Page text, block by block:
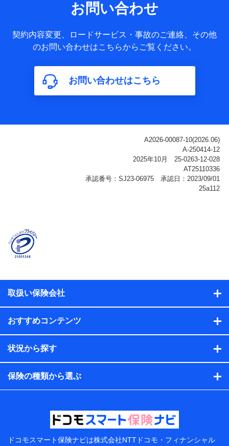
基本情報
氏名、電話番号、メールアドレス、お客さまの識別子、
属性、連絡先、dポイントサービスのご利用に関する情
構成、住所、dポイント残高、dポイント利用履歴などが
含まれます。
利用情報
ご契約状態・ご利用履歴インターネット利用時の行動に
関する情報、アプリケーション利用時の行動に関する情
報、購入されたサービスや商品の名称・購入場所・決済
に関する情報、アンケートの回答に関する情報などが含
名、住所、生年月日、性別、保険契約者と被保険者の関
係、保険加入の目的、保険商品の内容、保険料、保険料
のお支払方法、車のメーカーや走行距離などの情報、建
ル内容や送信履歴の情報及び保険の更改案内等を提供し
保険契約情報
当社または株式会社NTTドコモ・フィナンシャルグルー
プが取得し、又は保有する保険契約に関する情報。例と
して、保険契約者及び被保険者の氏名、住所、生年月
日、性別、保険契約者と被保険者の関係、保険加入の目
的、保険商品の内容、保険料、保険料のお支払方法、車
のメーカーや走行距離などの情報、建物の構造や築年数
などの情報、ペットの種類や年齢などの情報などが含ま
提供当事者から受領当事者が個人データを取得する方法
電子的・電磁的方法等
【共同して利用する者の範囲】
お問い合わせ
契約内容変更、ロードサービス・事故のご連絡、その他
のお問い合わせはこちらからご覧ください。
お問い合わせはこちら
取扱い保険会社
おすすめコンテンツ
状況から探す
保険の種類から選ぶ
ドコモスマート保険ナビは株式会社NTTドコモ・フィナンシャル